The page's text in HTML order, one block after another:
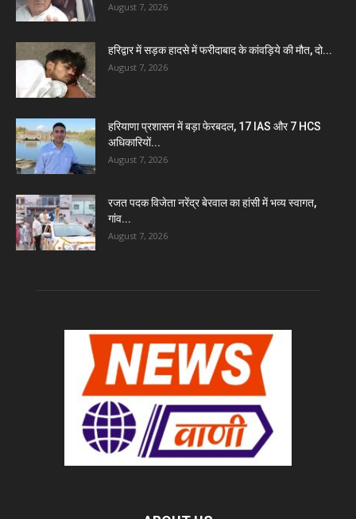
August 7, 2026
हरिद्वार में सड़क हादसे में फरीदाबाद के कांवड़िये की मौत, दो...
August 7, 2026
हरियाणा प्रशासन में बड़ा फेरबदल, 17 IAS और 7 HCS
अधिकारियों...
August 7, 2026
रजत पदक विजेता नरेंद्र बेरवाल का हांसी में भव्य स्वागत,
गांव...
August 7, 2026